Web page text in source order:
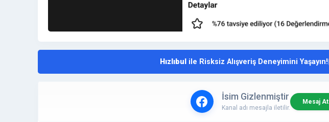
Hızlıbul ile Risksiz Alışveriş Deneyimini Yaşayın!
İsim Gizlenmiştir
Kanal adı mesajla iletilir.
Mesaj At